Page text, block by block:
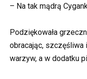
– Na tak mądrą
Podziękowała
obracając, szczęśliwa
warzyw, a w dodatku